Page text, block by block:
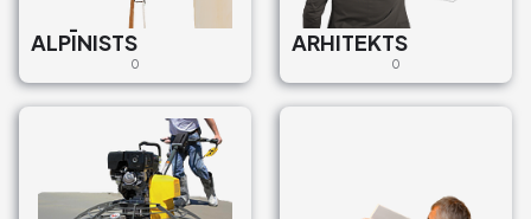
ALPĪNISTS
0
ARHITEKTS
0